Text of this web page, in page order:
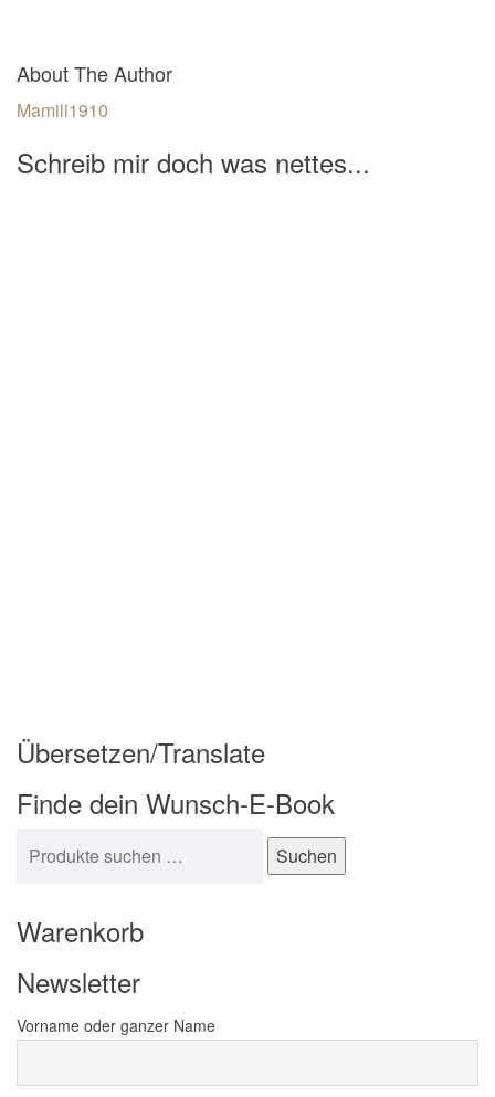
About The Author
Mamili1910
Schreib mir doch was nettes...
Übersetzen/Translate
Finde dein Wunsch-E-Book
Suchen
Warenkorb
Newsletter
Vorname oder ganzer Name